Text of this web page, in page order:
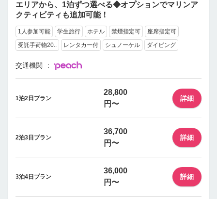
エリアから、1泊ずつ選べる◆オプションでマリンア
クティビティも追加可能！
1人参加可能 学生旅行 ホテル 禁煙指定可
座席指定可
受託手荷物20..
レンタカー付 シュノーケル ダイビング
交通機関
1泊2日プラン
28,800
円〜
詳細
2泊3日プラン
36,700
円〜
詳細
3泊4日プラン
36,000
円〜
詳細